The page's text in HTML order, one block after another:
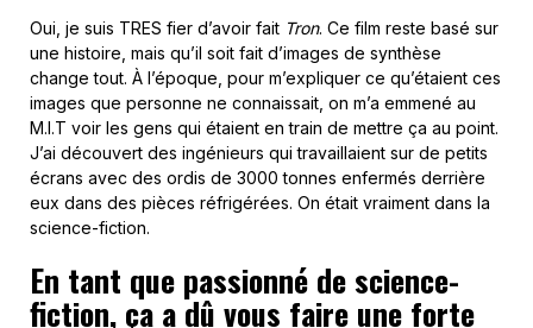
Oui, je suis TRES fier d’avoir fait Tron. Ce film reste basé sur
une histoire, mais qu’il soit fait d’images de synthèse
change tout. À l’époque, pour m’expliquer ce qu’étaient ces
images que personne ne connaissait, on m’a emmené au
M.I.T voir les gens qui étaient en train de mettre ça au point.
J’ai découvert des ingénieurs qui travaillaient sur de petits
écrans avec des ordis de 3000 tonnes enfermés derrière
eux dans des pièces réfrigérées. On était vraiment dans la
science-fiction.
En tant que passionné de science-
fiction, ça a dû vous faire une forte